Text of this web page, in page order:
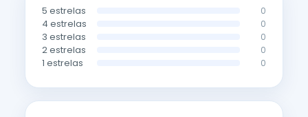
5 estrelas 0
4 estrelas 0
3 estrelas 0
2 estrelas 0
1 estrelas 0